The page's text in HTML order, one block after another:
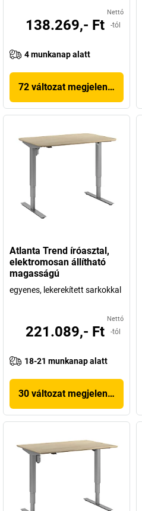
Nettó
138.269,- Ft -tól
4 munkanap alatt
72 változat megjelenítése
Atlanta Trend íróasztal,
elektromosan állítható
magasságú
egyenes, lekerekített sarkokkal
Nettó
221.089,- Ft -tól
18-21 munkanap alatt
30 változat megjelenítése